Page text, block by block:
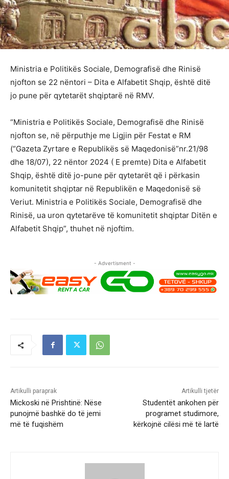
Ministria e Politikës Sociale, Demografisë dhe Rinisë
njofton se 22 nëntori – Dita e Alfabetit Shqip, është ditë
jo pune për qytetarët shqiptarë në RMV.
“Ministria e Politikës Sociale, Demografisë dhe Rinisë
njofton se, në përputhje me Ligjin për Festat e RM
(“Gazeta Zyrtare e Republikës së Maqedonisë”nr.21/98
dhe 18/07), 22 nëntor 2024 ( E premte) Dita e Alfabetit
Shqip, është ditë jo-pune për qytetarët që i përkasin
komunitetit shqiptar në Republikën e Maqedonisë së
Veriut. Ministria e Politikës Sociale, Demografisë dhe
Rinisë, ua uron qytetarëve të komunitetit shqiptar Ditën e
Alfabetit Shqip”, thuhet në njoftim.
- Advertisment -
Artikulli paraprak
Mickoski në Prishtinë: Nëse
punojmë bashkë do të jemi
më të fuqishëm
Artikulli tjetër
Studentët ankohen për
programet studimore,
kërkojnë cilësi më të lartë